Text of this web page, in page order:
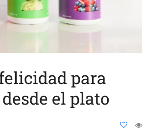
para
el plato